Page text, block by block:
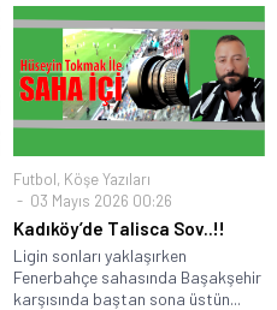
Futbol, Köşe Yazıları
03 Mayıs 2026 00:26
Kadıköy’de Talisca Sov..!!
Ligin sonları yaklaşırken
Fenerbahçe sahasında Başakşehir
karşısında baştan sona üstün...